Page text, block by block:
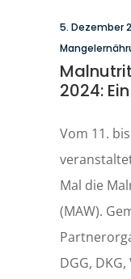
5. Dezember
2024:
Vom 11.
Mal die
(MAW).
DGG, DKG,